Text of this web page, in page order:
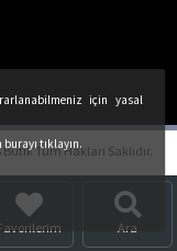
Tüm Hakları Saklıdır.
Ara
için yasal
tıklayın.